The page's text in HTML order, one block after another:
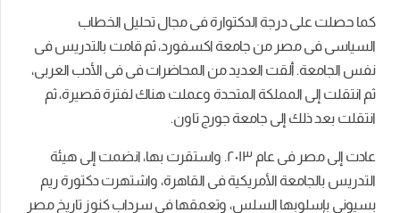
كما حصلت على درجة الدكتوارة فى مجال تحليل الخطاب
السياسى فى مصر من جامعة اكسفورد، ثم قامت بالتدريس فى
نفس الجامعة. ألقت العديد من المحاضرات فى فى الأدب العربى،
ثم انتقلت إلى المملكة المتحدة وعملت هناك لفترة قصيرة، ثم
انتقلت بعد ذلك إلى جامعة جورج تاون.
عادت إلى مصر فى عام ٢۰١٣. واستقرت بها، انضمت إلى هيئة
التدريس بالجامعة الأمريكية فى القاهرة، واشتهرت دكتورة ريم
بسيونى بإسلوبها السلس، وتعمقها فى سرداب كنوز تاريخ مصر